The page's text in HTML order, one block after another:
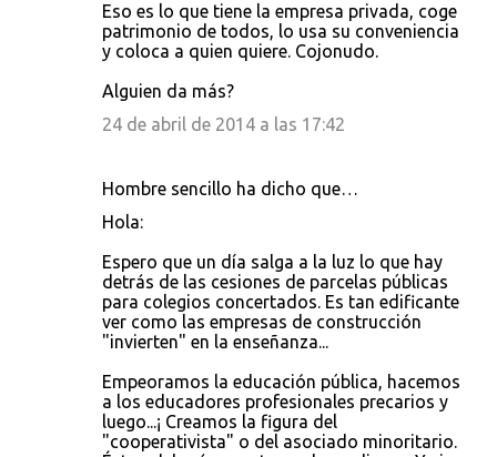
Eso es lo que tiene la empresa privada, coge
patrimonio de todos, lo usa su conveniencia
y coloca a quien quiere. Cojonudo.
Alguien da más?
24 de abril de 2014 a las 17:42
Hombre sencillo ha dicho que…
Hola:
Espero que un día salga a la luz lo que hay
detrás de las cesiones de parcelas públicas
para colegios concertados. Es tan edificante
ver como las empresas de construcción
"invierten" en la enseñanza...
Empeoramos la educación pública, hacemos
a los educadores profesionales precarios y
luego...¡ Creamos la figura del
"cooperativista" o del asociado minoritario.